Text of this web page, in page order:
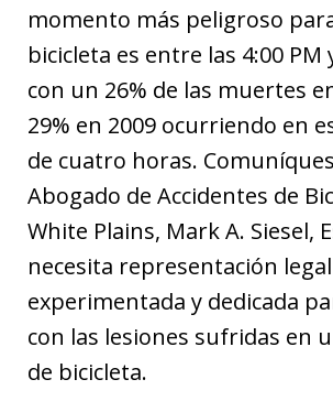
momento más peligroso
bicicleta es entre las 4:00 PM
con un 26% de las muertes
29% en 2009 ocurriendo en
de cuatro horas.
Abogado de Accidentes de
White Plains, Mark A. Siesel,
necesita representación legal
experimentada y dedicada
con las lesiones sufridas en
de bicicleta.